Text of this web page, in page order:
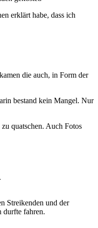
erklärt habe, dass ich
die auch, in Form der
bestand kein Mangel. Nur
quatschen. Auch Fotos
Streikenden und der
durfte fahren.